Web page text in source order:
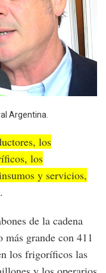
Argentina.
los
los
y servicios,
.
de la cadena
grande con 411
los frigoríficos las